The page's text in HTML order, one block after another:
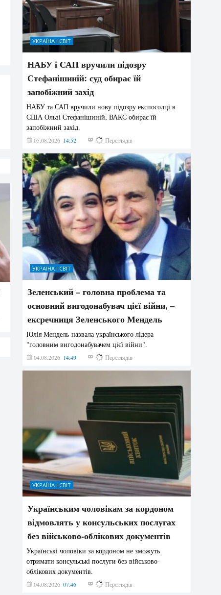
УКРАЇНА І СВІТ
НАБУ і САП вручили підозру
Стефанішиній: суд обирає їй
запобіжний захід
НАБУ та САП вручили нову підозру експосолці в
США Ользі Стефанішиній, ВАКС обирає їй
запобіжний захід.
05.08.2026 14:52 159 Переглядів
УКРАЇНА І СВІТ
Зеленський – головна проблема та
основний вигодонабувач цієї війни, –
ексречниця Зеленського Мендель
Юлія Мендель назвала українського лідера
"головним вигодонабувачем цієї війни".
04.08.2026 14:49 157 Переглядів
УКРАЇНА І СВІТ
Українським чоловікам за кордоном
відмовлять у консульських послугах
без військово-облікових документів
Українські чоловіки за кордоном не зможуть
отримати консульські послуги без військово-
облікових документів.
04.08.2026 07:46 147 Переглядів